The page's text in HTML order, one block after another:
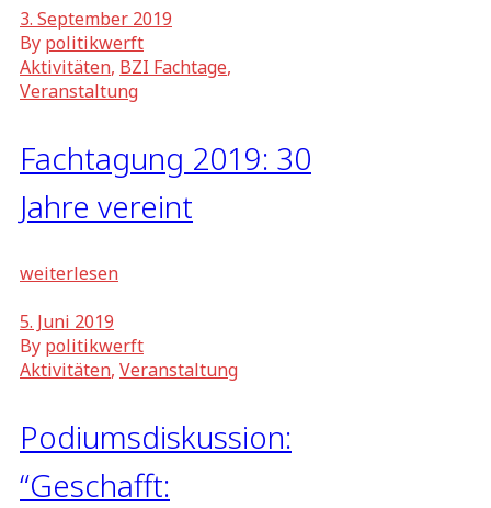
3. September 2019
By politikwerft
Aktivitäten, BZI Fachtage,
Veranstaltung
Fachtagung 2019: 30
Jahre vereint
weiterlesen
5. Juni 2019
By politikwerft
Aktivitäten, Veranstaltung
Podiumsdiskussion:
“Geschafft: